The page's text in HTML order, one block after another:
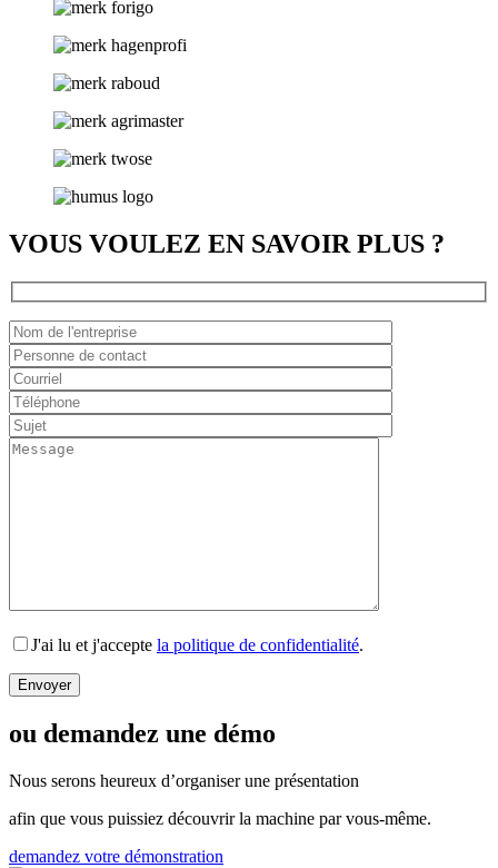
VOUS VOULEZ EN SAVOIR PLUS ?
J'ai lu et j'accepte la politique de confidentialité.
ou demandez une démo
Nous serons heureux d’organiser une présentation
afin que vous puissiez découvrir la machine par vous-même.
demandez votre démonstration